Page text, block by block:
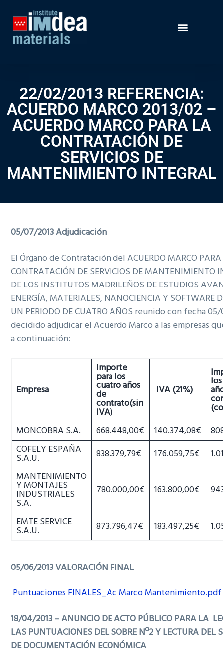
22/02/2013 REFERENCIA:
ACUERDO MARCO 2013/02 –
ACUERDO MARCO PARA LA
CONTRATACIÓN DE
SERVICIOS DE
MANTENIMIENTO INTEGRAL
05/07/2013 Adjudicación
El Órgano de Contratación del ACUERDO MARCO
CONTRATACIÓN DE SERVICIOS DE MANTENIMIENTO
DE LOS INSTITUTOS MADRILEÑOS DE ESTUDIOS
ENERGÍA, MATERIALES, NANOCIENCIA Y SOFTWARE
UN PERIODO DE CUATRO AÑOS reunido con fecha
decidido adjudicar el Acuerdo Marco a las empresas
a continuación:
Empresa
Importe
para los
cuatro años
de
contrato(sin
IVA)
IVA (21%)
MONCOBRA S.A.
668.448,00€ 140.374,08€
COFELY ESPAÑA
S.A.U. 838.379,79€ 176.059,75€
MANTENIMIENTO
Y MONTAJES
INDUSTRIALES
S.A.
780.000,00€ 163.800,00€
EMTE SERVICE
S.A.U. 873.796,47€ 183.497,25€
05/06/2013 VALORACIÓN FINAL
Puntuaciones FINALES_Ac Marco
18/04/2013 – ANUNCIO DE ACTO PÚBLICO PARA LA
LAS PUNTUACIONES DEL SOBRE Nº2 Y LECTURA DEL
DE DOCUMENTACIÓN ECONÓMICA